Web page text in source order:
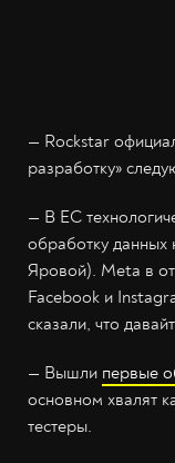
— Rockstar
разработку»
— В ЕС
обработку данных
Яровой). Meta в
Facebook и
сказали, что
— Вышли первые
основном хвалят
тестеры.